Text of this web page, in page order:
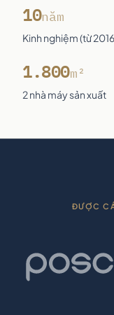
10năm
Kinh nghiệm (từ
1.800m²
2 nhà máy sản xuất
ĐƯỢC